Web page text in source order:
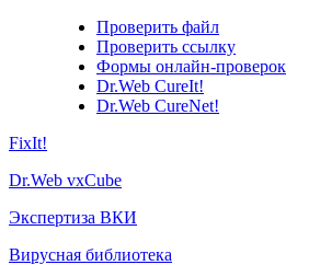
Проверить файл
Проверить ссылку
Формы онлайн-проверок
Dr.Web CureIt!
Dr.Web CureNet!
FixIt!
Dr.Web vxCube
Экспертиза ВКИ
Вирусная библиотека